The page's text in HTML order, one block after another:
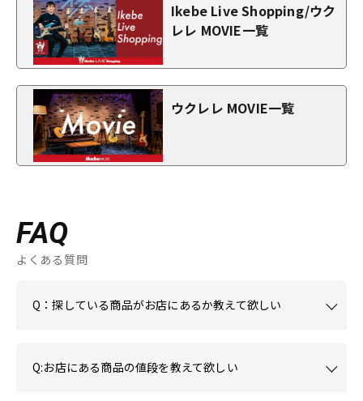
Ikebe Live Shopping/ウク
レレ MOVIE一覧
ウクレレ MOVIE一覧
FAQ
よくある質問
Q：探している商品がお店にあるか教えて欲しい
Q:お店にある商品の値段を教えて欲しい